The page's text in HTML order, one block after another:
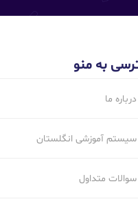
به منو
درباره ما
سیستم آموزشی انگلستان
سوالات متداول